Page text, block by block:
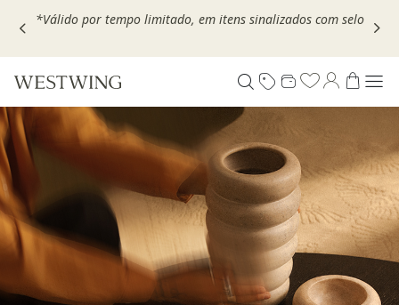
Escolha seu VOUCHER e ganhe até 30% OFF*: useMOVEL30,